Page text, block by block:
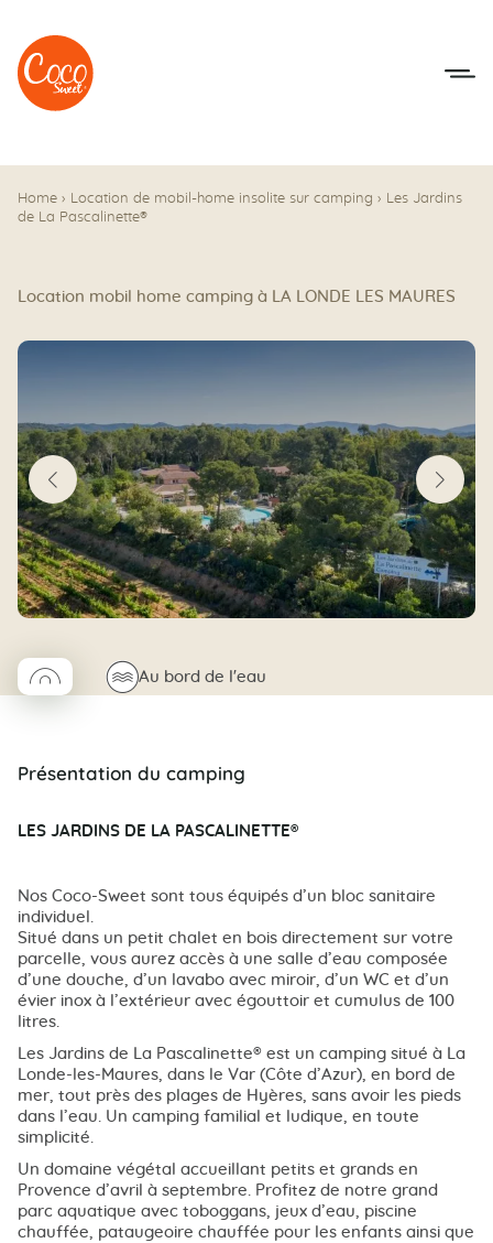
Aller au menu
Aller au contenu
Home › Location de mobil-home insolite sur camping › Les Jardins
de La Pascalinette®
Location mobil home camping à LA LONDE LES MAURES
◯Coco rond🌊Au bord de l'eau
Présentation du camping
LES JARDINS DE LA PASCALINETTE®
Nos Coco-Sweet sont tous équipés d’un bloc sanitaire
individuel.
Situé dans un petit chalet en bois directement sur votre
parcelle, vous aurez accès à une salle d’eau composée
d’une douche, d’un lavabo avec miroir, d’un WC et d’un
évier inox à l’extérieur avec égouttoir et cumulus de 100
litres.
Les Jardins de La Pascalinette® est un camping situé à La
Londe-les-Maures, dans le Var (Côte d’Azur), en bord de
mer, tout près des plages de Hyères, sans avoir les pieds
dans l’eau. Un camping familial et ludique, en toute
simplicité.
Un domaine végétal accueillant petits et grands en
Provence d’avril à septembre. Profitez de notre grand
parc aquatique avec toboggans, jeux d’eau, piscine
chauffée, pataugeoire chauffée pour les enfants ainsi que